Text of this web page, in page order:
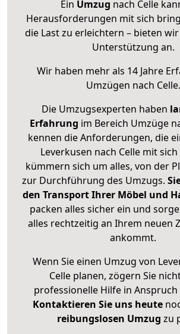
Ein Umzug nach Celle
Herausforderungen mit sich
die Last zu erleichtern – bieten
Unterstützung an.
Wir haben mehr als 14 Jahre
Umzügen nach Celle.
Die Umzugsexperten haben
Erfahrung im Bereich Umzüge
kennen die Anforderungen, die
Leverkusen nach Celle mit
kümmern sich um alles, von der
zur Durchführung des Umzugs.
den Transport Ihrer Möbel und
packen alles sicher ein und
alles rechtzeitig an Ihrem neuen
ankommt.
Wenn Sie einen Umzug von
Celle planen, zögern Sie
professionelle Hilfe in Anspruch
Kontaktieren Sie uns heute
reibungslosen Umzug zu